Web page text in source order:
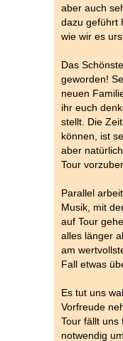
aber auch
dazu geführt
wie wir es
Das
geworden!
neuen
ihr euch
stellt. Die
können, ist
aber
Tour
Parallel
Musik, mit
auf Tour
alles länger
am
Fall etwas
Es tut uns
Vorfreude
Tour fällt uns
notwendig